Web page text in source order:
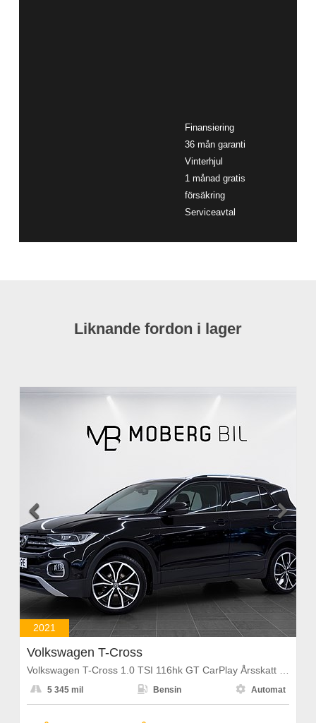
Finansiering
36 mån garanti
Vinterhjul
1 månad gratis
försäkring
Serviceavtal
Liknande fordon i lager
 
2021
Volkswagen T-Cross
 5 345 mil  Bensin  Automat